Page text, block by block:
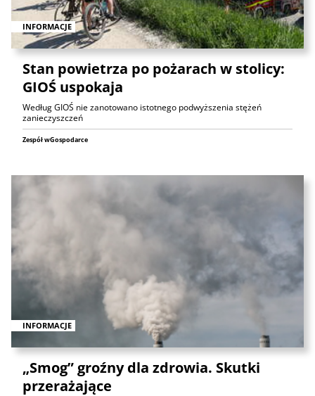
INFORMACJE
Stan powietrza po pożarach w stolicy:
GIOŚ uspokaja
Według GIOŚ nie zanotowano istotnego podwyższenia stężeń
zanieczyszczeń
Zespół wGospodarce
INFORMACJE
„Smog” groźny dla zdrowia. Skutki
przerażające